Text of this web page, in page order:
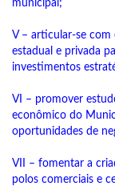
municipal;
V – articular-se com
estadual e privada
investimentos
VI – promover
econômico do
oportunidades de
VII – fomentar a
polos comerciais e